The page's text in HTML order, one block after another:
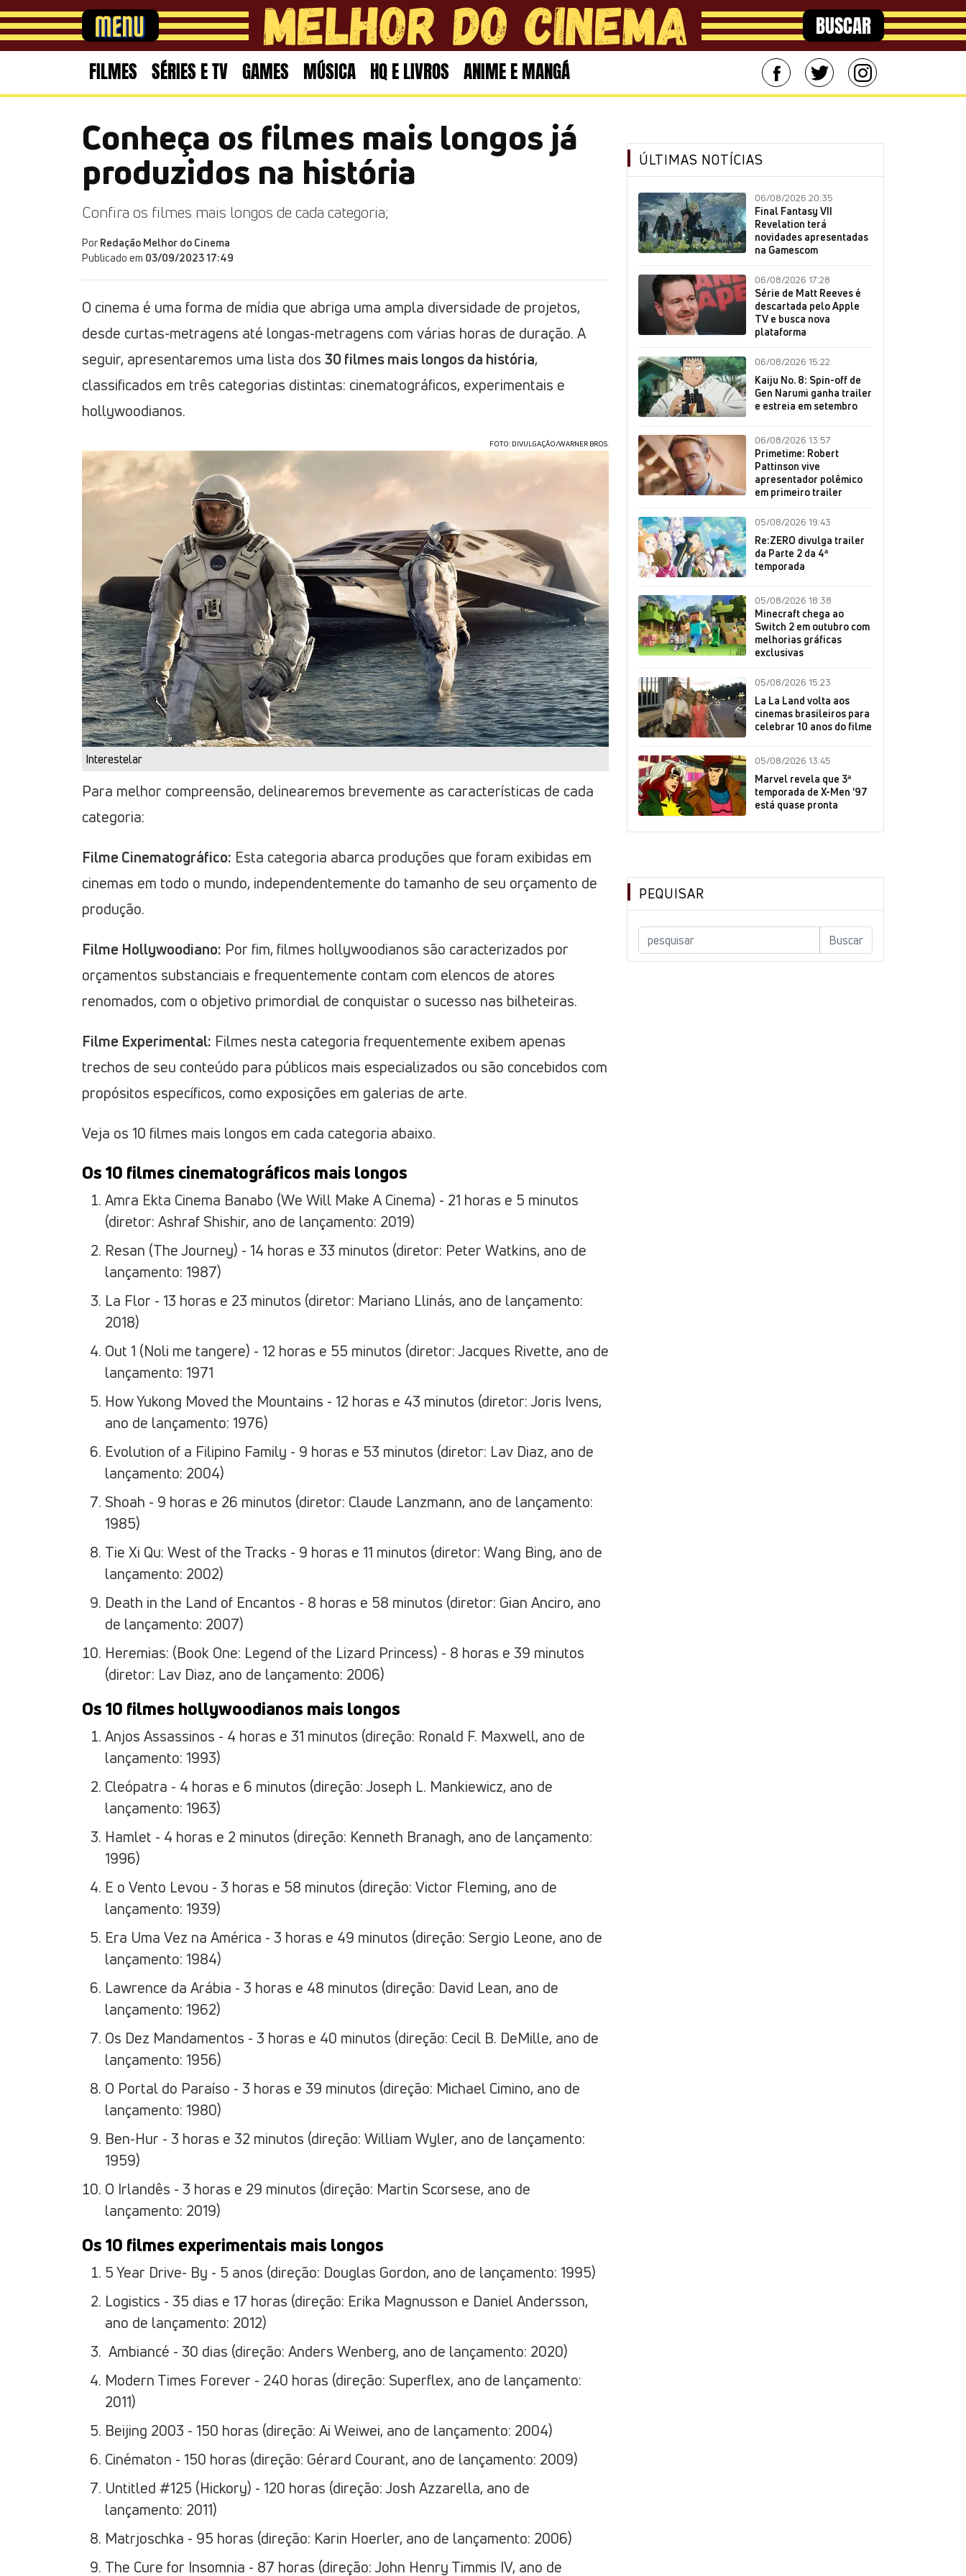
BUSCAR
FILMES SÉRIES E TV GAMES MÚSICA HQ E LIVROS ANIME E MANGÁ
Conheça os filmes mais longos já
produzidos na história
Confira os filmes mais longos de cada categoria;
Por Redação Melhor do Cinema
Publicado em 03/09/2023 17:49
O cinema é uma forma de mídia que abriga uma ampla diversidade de projetos,
desde curtas-metragens até longas-metragens com várias horas de duração. A
seguir, apresentaremos uma lista dos 30 filmes mais longos da história,
classificados em três categorias distintas: cinematográficos, experimentais e
hollywoodianos.
FOTO: DIVULGAÇÃO/WARNER BROS.
Interestelar
Para melhor compreensão, delinearemos brevemente as características de cada
categoria:
Filme Cinematográfico: Esta categoria abarca produções que foram exibidas em
cinemas em todo o mundo, independentemente do tamanho de seu orçamento de
produção.
Filme Hollywoodiano: Por fim, filmes hollywoodianos são caracterizados por
orçamentos substanciais e frequentemente contam com elencos de atores
renomados, com o objetivo primordial de conquistar o sucesso nas bilheteiras.
Filme Experimental: Filmes nesta categoria frequentemente exibem apenas
trechos de seu conteúdo para públicos mais especializados ou são concebidos com
propósitos específicos, como exposições em galerias de arte.
Veja os 10 filmes mais longos em cada categoria abaixo.
Os 10 filmes cinematográficos mais longos
Amra Ekta Cinema Banabo (We Will Make A Cinema) - 21 horas e 5 minutos
(diretor: Ashraf Shishir, ano de lançamento: 2019)
Resan (The Journey) - 14 horas e 33 minutos (diretor: Peter Watkins, ano de
lançamento: 1987)
La Flor - 13 horas e 23 minutos (diretor: Mariano Llinás, ano de lançamento:
2018)
Out 1 (Noli me tangere) - 12 horas e 55 minutos (diretor: Jacques Rivette, ano de
lançamento: 1971
How Yukong Moved the Mountains - 12 horas e 43 minutos (diretor: Joris Ivens,
ano de lançamento: 1976)
Evolution of a Filipino Family - 9 horas e 53 minutos (diretor: Lav Diaz, ano de
lançamento: 2004)
Shoah - 9 horas e 26 minutos (diretor: Claude Lanzmann, ano de lançamento:
1985)
Tie Xi Qu: West of the Tracks - 9 horas e 11 minutos (diretor: Wang Bing, ano de
lançamento: 2002)
Death in the Land of Encantos - 8 horas e 58 minutos (diretor: Gian Anciro, ano
de lançamento: 2007)
Heremias: (Book One: Legend of the Lizard Princess) - 8 horas e 39 minutos
(diretor: Lav Diaz, ano de lançamento: 2006)
Os 10 filmes hollywoodianos mais longos
Anjos Assassinos - 4 horas e 31 minutos (direção: Ronald F. Maxwell, ano de
lançamento: 1993)
Cleópatra - 4 horas e 6 minutos (direção: Joseph L. Mankiewicz, ano de
lançamento: 1963)
Hamlet - 4 horas e 2 minutos (direção: Kenneth Branagh, ano de lançamento:
1996)
E o Vento Levou - 3 horas e 58 minutos (direção: Victor Fleming, ano de
lançamento: 1939)
Era Uma Vez na América - 3 horas e 49 minutos (direção: Sergio Leone, ano de
lançamento: 1984)
Lawrence da Arábia - 3 horas e 48 minutos (direção: David Lean, ano de
lançamento: 1962)
Os Dez Mandamentos - 3 horas e 40 minutos (direção: Cecil B. DeMille, ano de
lançamento: 1956)
O Portal do Paraíso - 3 horas e 39 minutos (direção: Michael Cimino, ano de
lançamento: 1980)
Ben-Hur - 3 horas e 32 minutos (direção: William Wyler, ano de lançamento:
1959)
O Irlandês - 3 horas e 29 minutos (direção: Martin Scorsese, ano de
lançamento: 2019)
Os 10 filmes experimentais mais longos
5 Year Drive- By - 5 anos (direção: Douglas Gordon, ano de lançamento: 1995)
Logistics - 35 dias e 17 horas (direção: Erika Magnusson e Daniel Andersson,
ano de lançamento: 2012)
Ambiancé - 30 dias (direção: Anders Wenberg, ano de lançamento: 2020)
Modern Times Forever - 240 horas (direção: Superflex, ano de lançamento:
2011)
Beijing 2003 - 150 horas (direção: Ai Weiwei, ano de lançamento: 2004)
Cinématon - 150 horas (direção: Gérard Courant, ano de lançamento: 2009)
Untitled #125 (Hickory) - 120 horas (direção: Josh Azzarella, ano de
lançamento: 2011)
Matrjoschka - 95 horas (direção: Karin Hoerler, ano de lançamento: 2006)
The Cure for Insomnia - 87 horas (direção: John Henry Timmis IV, ano de
ÚLTIMAS NOTÍCIAS
06/08/2026 20:35
Final Fantasy VII
Revelation terá
novidades apresentadas
na Gamescom
06/08/2026 17:28
Série de Matt Reeves é
descartada pelo Apple
TV e busca nova
plataforma
06/08/2026 15:22
Kaiju No. 8: Spin-off de
Gen Narumi ganha trailer
e estreia em setembro
06/08/2026 13:57
Primetime: Robert
Pattinson vive
apresentador polêmico
em primeiro trailer
05/08/2026 19:43
Re:ZERO divulga trailer
da Parte 2 da 4ª
temporada
05/08/2026 18:38
Minecraft chega ao
Switch 2 em outubro com
melhorias gráficas
exclusivas
05/08/2026 15:23
La La Land volta aos
cinemas brasileiros para
celebrar 10 anos do filme
05/08/2026 13:45
Marvel revela que 3ª
temporada de X-Men '97
está quase pronta
PEQUISAR